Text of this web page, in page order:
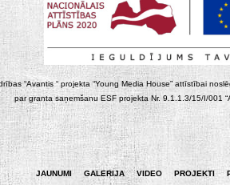
“Avantis “ projekta “Young Media House” attīstībai
par granta saņemšanu ESF projekta Nr. 9.1.1.3/15/I/001
JAUNUMI GALERIJA VIDEO PROJEKTI